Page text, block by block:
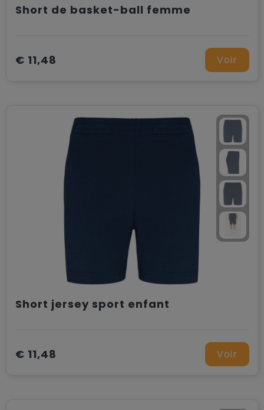
Short de basket-ball femme
€ 11,48 Voir
Short jersey sport enfant
€ 11,48 Voir